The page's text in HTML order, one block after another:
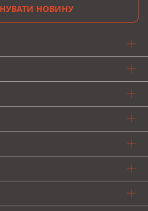
НОВИНУ